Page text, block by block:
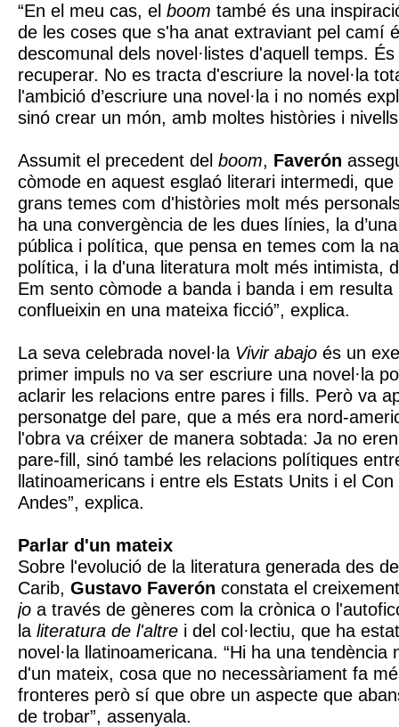
“En el meu cas, el boom també és una
de les coses que s'ha anat extraviant pel camí
descomunal dels novel·listes d'aquell temps.
recuperar. No es tracta d'escriure la novel·la
l'ambició d’escriure una novel·la i no només
sinó crear un món, amb moltes històries i
Assumit el precedent del boom, Faverón
còmode en aquest esglaó literari intermedi,
grans temes com d'històries molt més
ha una convergència de les dues línies, la
pública i política, que pensa en temes com la
política, i la d'una literatura molt més intimista,
Em sento còmode a banda i banda i em resulta
conflueixin en una mateixa ficció”, explica.
La seva celebrada novel·la Vivir abajo és un
primer impuls no va ser escriure una novel·la
aclarir les relacions entre pares i fills. Però va
personatge del pare, que a més era nord-
l'obra va créixer de manera sobtada: Ja no
pare-fill, sinó també les relacions polítiques
llatinoamericans i entre els Estats Units i el
Andes”, explica.
Parlar d'un mateix
Sobre l'evolució de la literatura generada des
Carib, Gustavo Faverón constata el
jo a través de gèneres com la crònica o
la literatura de l'altre i del col·lectiu, que ha
novel·la llatinoamericana. “Hi ha una tendència
d'un mateix, cosa que no necessàriament fa
fronteres però sí que obre un aspecte que
de trobar”, assenyala.